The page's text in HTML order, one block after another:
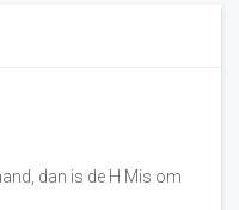
dan is de H Mis om